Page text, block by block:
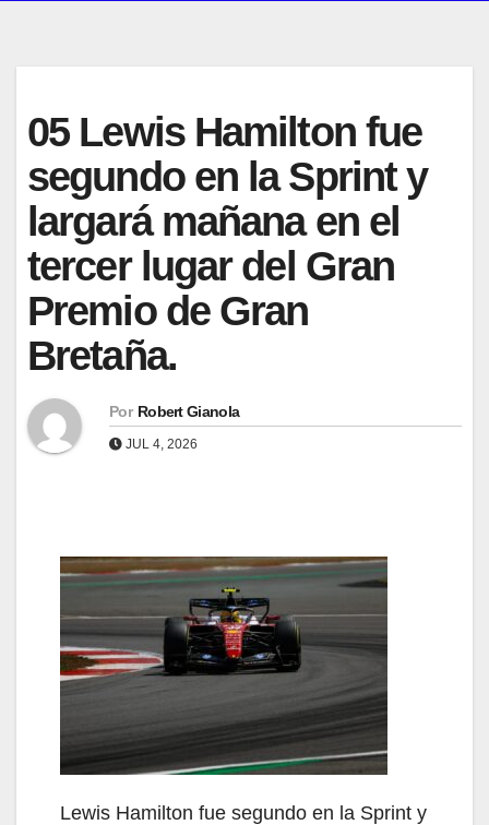
05 Lewis Hamilton fue
segundo en la Sprint y
largará mañana en el
tercer lugar del Gran
Premio de Gran
Bretaña.
Por Robert Gianola
JUL 4, 2026
Lewis Hamilton fue segundo en la Sprint y